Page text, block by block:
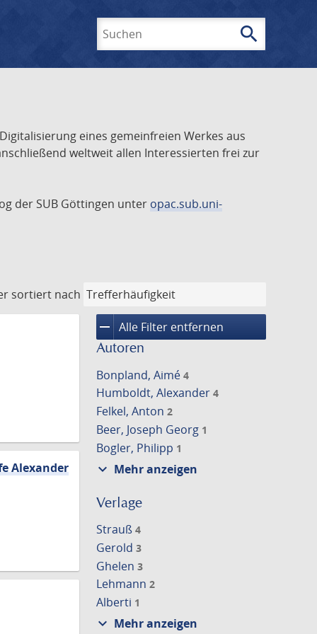
search
eines gemeinfreien Werkes aus
weltweit allen Interessierten frei zur
der SUB Göttingen unter opac.sub.uni-
sortiert nach
remove Alle Filter entfernen
Autoren
Bonpland, Aimé 4
Humboldt, Alexander 4
Felkel, Anton 2
Beer, Joseph Georg 1
Bogler, Philipp 1
expand_more Mehr anzeigen
Verlage
Strauß 4
Gerold 3
Ghelen 3
Lehmann 2
Alberti 1
expand_more Mehr anzeigen
Alexander